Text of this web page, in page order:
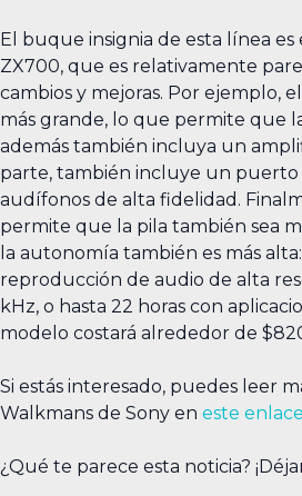
El buque insignia de esta línea
ZX700, que es relativamente
cambios y mejoras. Por ejemplo,
más grande, lo que permite que
además también incluya un
parte, también incluye un puerto
audífonos de alta fidelidad.
permite que la pila también sea
la autonomía también es más
reproducción de audio de alta
kHz, o hasta 22 horas con
modelo costará alrededor de
Si estás interesado, puedes leer
Walkmans de Sony en este enlace
¿Qué te parece esta noticia?